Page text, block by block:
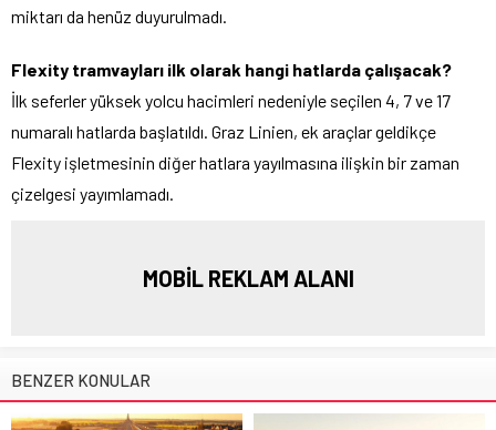
miktarı da henüz duyurulmadı.
Flexity tramvayları ilk olarak hangi hatlarda çalışacak?
İlk seferler yüksek yolcu hacimleri nedeniyle seçilen 4, 7 ve 17
numaralı hatlarda başlatıldı. Graz Linien, ek araçlar geldikçe
Flexity işletmesinin diğer hatlara yayılmasına ilişkin bir zaman
çizelgesi yayımlamadı.
MOBİL REKLAM ALANI
BENZER KONULAR